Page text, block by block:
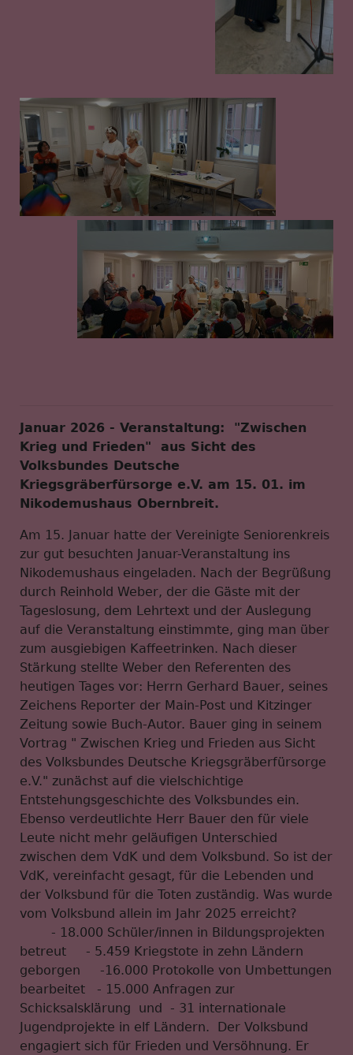
Januar 2026 - Veranstaltung: "Zwischen
Krieg und Frieden" aus Sicht des
Volksbundes Deutsche
Kriegsgräberfürsorge e.V. am 15. 01. im
Nikodemushaus Obernbreit.
Am 15. Januar hatte der Vereinigte Seniorenkreis
zur gut besuchten Januar-Veranstaltung ins
Nikodemushaus eingeladen. Nach der Begrüßung
durch Reinhold Weber, der die Gäste mit der
Tageslosung, dem Lehrtext und der Auslegung
auf die Veranstaltung einstimmte, ging man über
zum ausgiebigen Kaffeetrinken. Nach dieser
Stärkung stellte Weber den Referenten des
heutigen Tages vor: Herrn Gerhard Bauer, seines
Zeichens Reporter der Main-Post und Kitzinger
Zeitung sowie Buch-Autor. Bauer ging in seinem
Vortrag " Zwischen Krieg und Frieden aus Sicht
des Volksbundes Deutsche Kriegsgräberfürsorge
e.V." zunächst auf die vielschichtige
Entstehungsgeschichte des Volksbundes ein.
Ebenso verdeutlichte Herr Bauer den für viele
Leute nicht mehr geläufigen Unterschied
zwischen dem VdK und dem Volksbund. So ist der
VdK, vereinfacht gesagt, für die Lebenden und
der Volksbund für die Toten zuständig. Was wurde
vom Volksbund allein im Jahr 2025 erreicht?
- 18.000 Schüler/innen in Bildungsprojekten
betreut - 5.459 Kriegstote in zehn Ländern
geborgen -16.000 Protokolle von Umbettungen
bearbeitet - 15.000 Anfragen zur
Schicksalsklärung und - 31 internationale
Jugendprojekte in elf Ländern. Der Volksbund
engagiert sich für Frieden und Versöhnung. Er